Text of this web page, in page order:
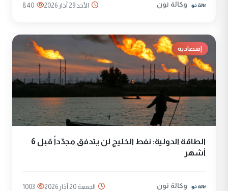
وكالة نون الأحد 29 آذار 2026 840
إقتصادية
الطاقة الدولية: نفط الخليج لن يتدفق مجدّداً قبل 6
أشهر
وكالة نون الجمعة 20 آذار 2026 1003